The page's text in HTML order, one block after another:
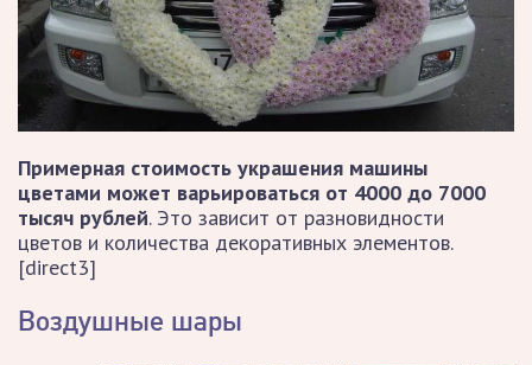
Примерная стоимость украшения машины
цветами может варьироваться от 4000 до 7000
тысяч рублей. Это зависит от разновидности
цветов и количества декоративных элементов.
[direct3]
Воздушные шары